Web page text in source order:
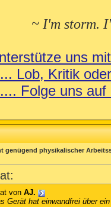
~ I'm storm.
uns
Lob, Kritik
Folge uns
genügend physikalischer
von AJ.
Gerät hat einwandfrei über